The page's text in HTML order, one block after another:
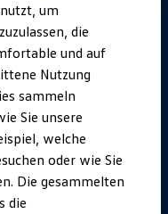
um
die
und auf
Nutzung
sammeln
Sie unsere
welche
oder wie Sie
Die gesammelten
die